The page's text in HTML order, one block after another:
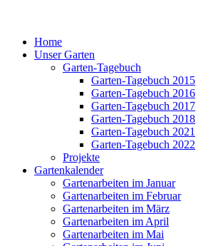
Home
Unser Garten
Garten-Tagebuch
Garten-Tagebuch 2015
Garten-Tagebuch 2016
Garten-Tagebuch 2017
Garten-Tagebuch 2018
Garten-Tagebuch 2021
Garten-Tagebuch 2022
Projekte
Gartenkalender
Gartenarbeiten im Januar
Gartenarbeiten im Februar
Gartenarbeiten im März
Gartenarbeiten im April
Gartenarbeiten im Mai